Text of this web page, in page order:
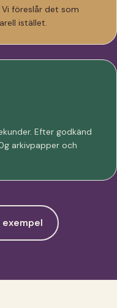
Vi föreslår det som
istället.
Efter godkänd
arkivpapper och
exempel